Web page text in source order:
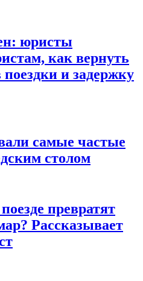
юристы
как вернуть
и задержку
самые частые
столом
превратят
Рассказывает